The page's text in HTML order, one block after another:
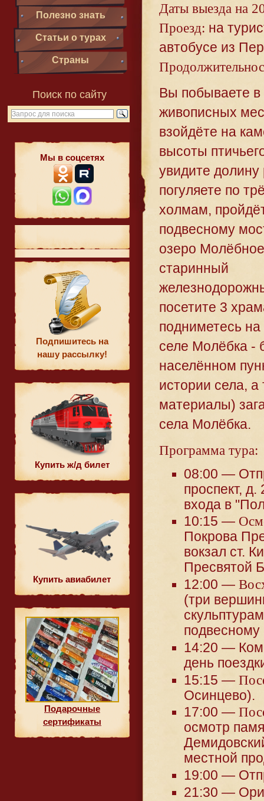
Полезно знать
Статьи о турах
Страны
Поиск по сайту
Мы в соцсетях
Подпишитесь на
нашу рассылку!
Купить ж/д билет
Купить авиабилет
Подарочные
сертификаты
Даты выезда на
Проезд: на
автобусе из
Вы побываете
живописных
взойдёте на
высоты
увидите
погуляете по
холмам,
подвесному
озеро
старинный
посетите 3
подниметесь
селе Молёбка -
населённом
истории села, а
материалы)
села Молёбка.
Программа тура:
08:00 —
проспект,
входа в
10:15 —
Покрова
вокзал ст.
Пресвятой
12:00 —
(три
14:20 —
день
15:15 —
Осинцево).
17:00 —
осмотр
местной
19:00 —
21:30 —